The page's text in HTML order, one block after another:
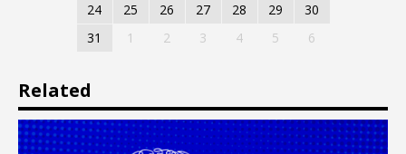
24
25 26 27 28 29
30
31
1 2 3 4 5 6
Related